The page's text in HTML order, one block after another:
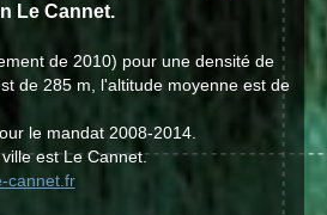
Le Cannet.
de 2010) pour une densité de
de 285 m, l'altitude moyenne est de
le mandat 2008-2014.
est Le Cannet.
cannet.fr